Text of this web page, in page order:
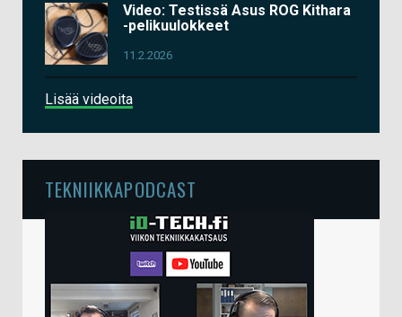
Video: Testissä Asus ROG Kithara
-pelikuulokkeet
11.2.2026
Lisää videoita
TEKNIIKKAPODCAST